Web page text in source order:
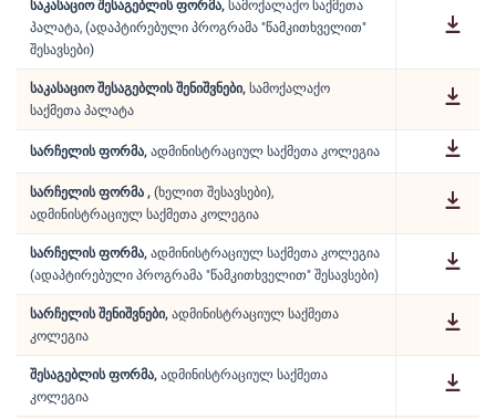
საკასაციო შესაგებლის ფორმა,სამოქალაქო საქმეთა
პალატა, (ადაპტირებული პროგრამა "წამკითხველით"
შესავსები)
საკასაციო შესაგებლის შენიშვნები,სამოქალაქო
საქმეთა პალატა
სარჩელის ფორმა,ადმინისტრაციულ საქმეთა კოლეგია
სარჩელის ფორმა ,(ხელით შესავსები),
ადმინისტრაციულ საქმეთა კოლეგია
სარჩელის ფორმა,ადმინისტრაციულ საქმეთა კოლეგია
(ადაპტირებული პროგრამა "წამკითხველით" შესავსები)
სარჩელის შენიშვნები,ადმინისტრაციულ საქმეთა
კოლეგია
შესაგებლის ფორმა,ადმინისტრაციულ საქმეთა
კოლეგია